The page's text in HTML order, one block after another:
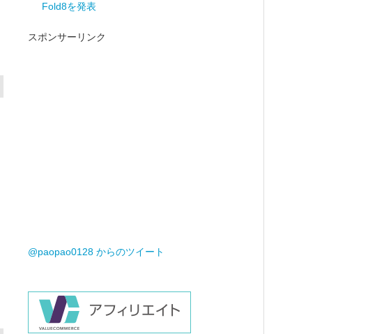
Fold8を発表
スポンサーリンク
@paopao0128 からのツイート